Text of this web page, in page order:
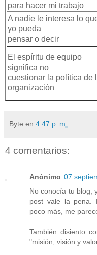
para hacer mi trabajo
A nadie le interesa lo
yo pueda
pensar o decir
El espíritu de equipo
significa no
cuestionar la política de
organización
Byte en 4:47 p. m.
4 comentarios:
Anónimo 07
No conocía tu blog,
post vale la pena.
poco más, me
También disiento
"misión, visión y